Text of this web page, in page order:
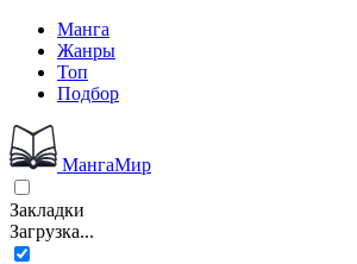
Манга
Жанры
Топ
Подбор
МангаМир
Закладки
Загрузка...